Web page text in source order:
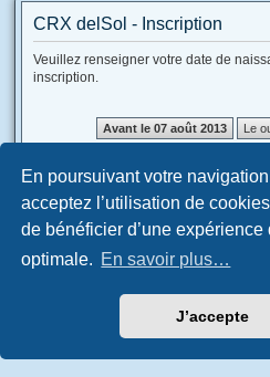
En poursuivant votre
acceptez l’utilisation de
de bénéficier d’une expérience
optimale. En savoir plus…
J’accepte
CRX delSol - Inscription
Veuillez renseigner votre date de
inscription.
Accueil du forum
Application & Forum officiels CRX delSol
Confidentialité|